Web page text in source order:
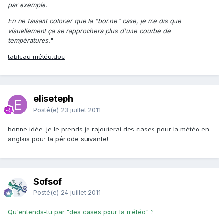
par exemple.
En ne faisant colorier que la "bonne" case, je me dis que
visuellement ça se rapprochera plus d'une courbe de
températures."
tableau météo.doc
eliseteph
Posté(e) 23 juillet 2011
bonne idée ,je le prends je rajouterai des cases pour la météo en
anglais pour la période suivante!
Sofsof
Posté(e) 24 juillet 2011
Qu'entends-tu par "des cases pour la météo" ?